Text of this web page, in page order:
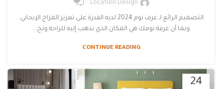
Location Design
التصميم الرائع لـ غرف نوم 2024 لديه القدرة على تعزيز المزاج الإيجابي.
وبما أن غرفة نومك هي المكان الذي تذهب إليه للراحة وتخ...
CONTINUE READING
24